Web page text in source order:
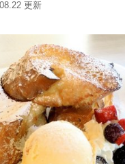
更新